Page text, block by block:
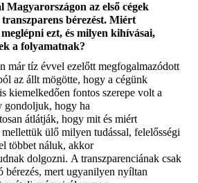
Magyarországon az első cégek
transzparens bérezést. Miért
ezt, és milyen kihívásai,
a folyamatnak?
már tíz évvel ezelőtt megfogalmazódott
az állt mögötte, hogy a cégünk
kiemelkedően fontos szerepe volt a
gondoljuk, hogy ha
átlátják, hogy mit és miért
ülő milyen tudással, felelősségi
többet náluk, akkor
dolgozni. A transzparenciának csak
bérezés, mert ugyanilyen nyíltan